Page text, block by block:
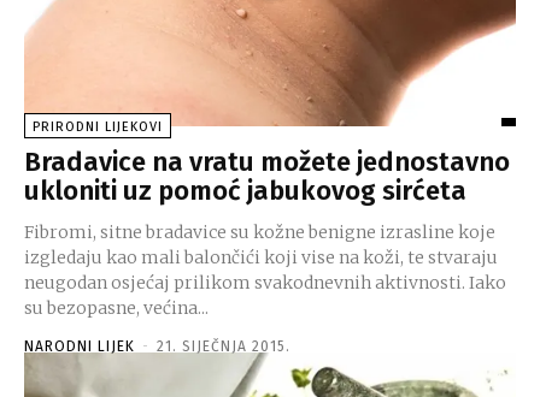
PRIRODNI LIJEKOVI
Bradavice na vratu možete jednostavno
ukloniti uz pomoć jabukovog sirćeta
Fibromi, sitne bradavice su kožne benigne izrasline koje
izgledaju kao mali balončići koji vise na koži, te stvaraju
neugodan osjećaj prilikom svakodnevnih aktivnosti. Iako
su bezopasne, većina...
NARODNI LIJEK - 21. SIJEČNJA 2015.